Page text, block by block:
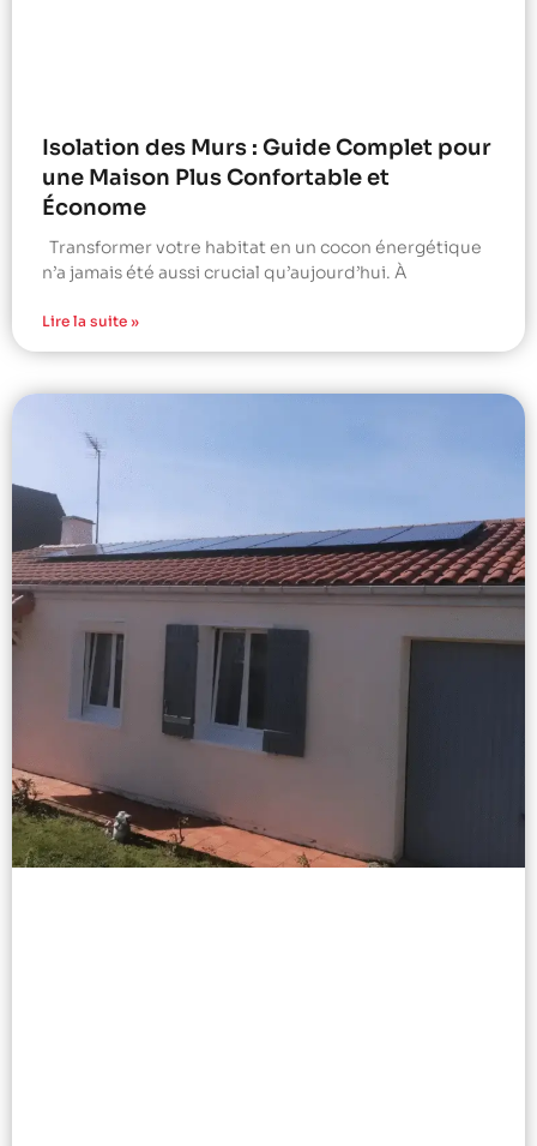
Isolation des Murs : Guide Complet pour
une Maison Plus Confortable et
Économe
Transformer votre habitat en un cocon énergétique
n’a jamais été aussi crucial qu’aujourd’hui. À
Lire la suite »